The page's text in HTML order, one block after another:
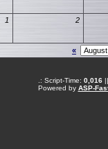
1 2
«
.: Script-Time: 0,016||
Powered by ASP-